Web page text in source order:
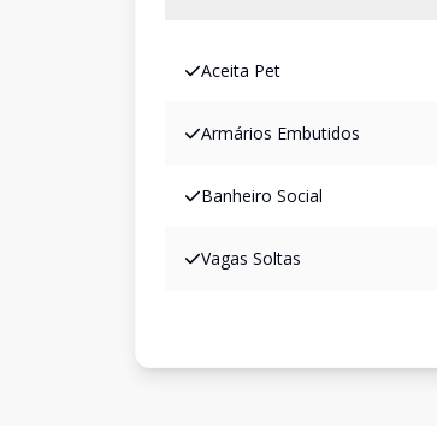
Aceita Pet
Armários Embutidos
Banheiro Social
Vagas Soltas